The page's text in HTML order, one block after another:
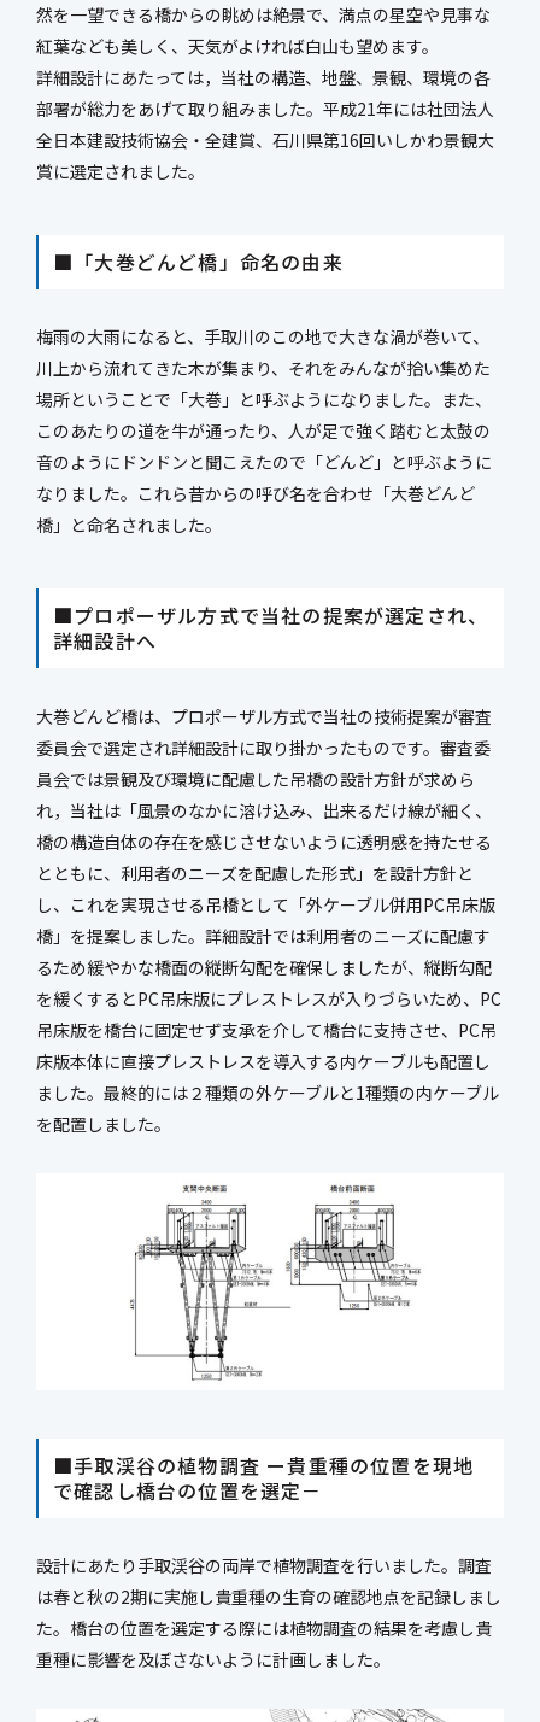
然を一望できる橋からの眺めは絶景で、満点の星空や見事な
紅葉なども美しく、天気がよければ白山も望めます。
詳細設計にあたっては，当社の構造、地盤、景観、環境の各
部署が総力をあげて取り組みました。平成21年には社団法人
全日本建設技術協会・全建賞、石川県第16回いしかわ景観大
賞に選定されました。
■「大巻どんど橋」命名の由来
梅雨の大雨になると、手取川のこの地で大きな渦が巻いて、
川上から流れてきた木が集まり、それをみんなが拾い集めた
場所ということで「大巻」と呼ぶようになりました。また、
このあたりの道を牛が通ったり、人が足で強く踏むと太鼓の
音のようにドンドンと聞こえたので「どんど」と呼ぶように
なりました。これら昔からの呼び名を合わせ「大巻どんど
橋」と命名されました。
■プロポーザル方式で当社の提案が選定され、
詳細設計へ
大巻どんど橋は、プロポーザル方式で当社の技術提案が審査
委員会で選定され詳細設計に取り掛かったものです。審査委
員会では景観及び環境に配慮した吊橋の設計方針が求めら
れ，当社は「風景のなかに溶け込み、出来るだけ線が細く、
橋の構造自体の存在を感じさせないように透明感を持たせる
とともに、利用者のニーズを配慮した形式」を設計方針と
し、これを実現させる吊橋として「外ケーブル併用PC吊床版
橋」を提案しました。詳細設計では利用者のニーズに配慮す
るため緩やかな橋面の縦断勾配を確保しましたが、縦断勾配
を緩くするとPC吊床版にプレストレスが入りづらいため、PC
吊床版を橋台に固定せず支承を介して橋台に支持させ、PC吊
床版本体に直接プレストレスを導入する内ケーブルも配置し
ました。最終的には２種類の外ケーブルと1種類の内ケーブル
を配置しました。
■手取渓谷の植物調査 ー貴重種の位置を現地
で確認し橋台の位置を選定－
設計にあたり手取渓谷の両岸で植物調査を行いました。調査
は春と秋の2期に実施し貴重種の生育の確認地点を記録しまし
た。橋台の位置を選定する際には植物調査の結果を考慮し貴
重種に影響を及ぼさないように計画しました。